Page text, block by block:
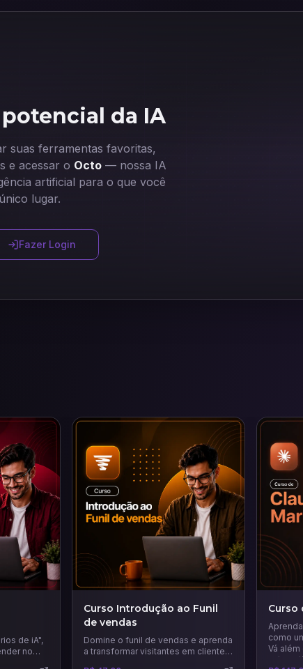
da IA
suas ferramentas favoritas,
e acessar o Octo — nossa IA
artificial para o que você
lugar.
Fazer Login
de iA",
no
Curso Introdução ao Funil
de vendas
Domine o funil de vendas e aprenda
a transformar visitantes em clientes
Curso
como
Vá